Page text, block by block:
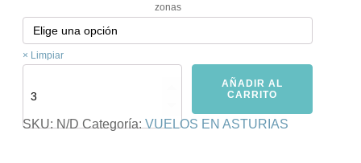
zonas
Limpiar
cantidad
AÑADIR AL
CARRITO
SKU: N/D Categoría: VUELOS EN ASTURIAS